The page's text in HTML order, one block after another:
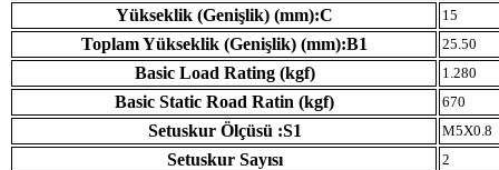
Yükseklik (Genişlik) (mm):C 15
Toplam Yükseklik (Genişlik) (mm):B1 25.50
Basic Load Rating (kgf) 1.280
Basic Static Road Ratin (kgf) 670
Setuskur Ölçüsü :S1 M5X0.8
Setuskur Sayısı 2